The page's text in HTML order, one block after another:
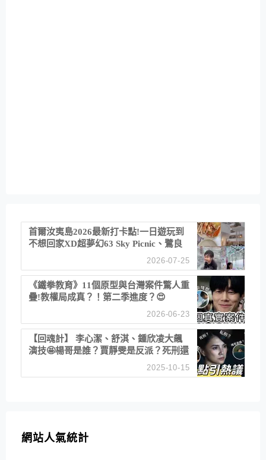
首爾汝夷島2026最新打卡點!一日遊玩到
不想回家XD超夢幻63 Sky Picnic、鷺良
津帝王蟹大餐、《淚之女王》拍攝地、漢
江公園免費玩水
2026-07-25
《鐵拳教育》11個原型與台灣案件驚人重
疊!教權局成真？！第二季進度？😍
2026-06-23
【回魂計】 李心潔、舒淇、鍾欣凌大飆
演技🤩楊哥是誰？賈靜雯是反派？死刑還
2025-10-15
網站人氣統計